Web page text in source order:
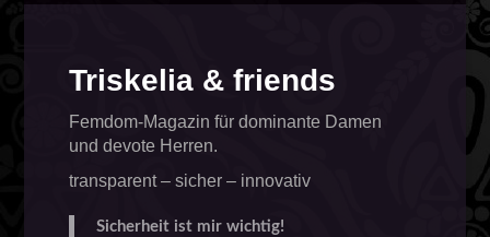
Triskelia & friends
Femdom-Magazin für dominante Damen
und devote Herren.
transparent – sicher – innovativ
Sicherheit ist mir wichtig!